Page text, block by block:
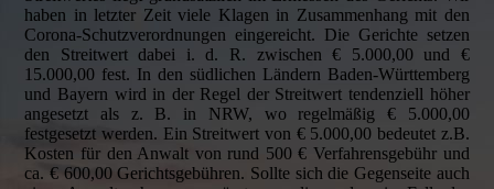
haben in letzter Zeit viele Klagen in Zusammenhang mit den
Corona-Schutzverordnungen eingereicht. Die Gerichte setzen
den Streitwert dabei i. d. R. zwischen € 5.000,00 und €
15.000,00 fest. In den südlichen Ländern Baden-Württemberg
und Bayern wird in der Regel der Streitwert tendenziell höher
angesetzt als z. B. in NRW, wo regelmäßig € 5.000,00
festgesetzt werden. Ein Streitwert von € 5.000,00 bedeutet z.B.
Kosten für den Anwalt von rund 500 € Verfahrensgebühr und
ca. € 600,00 Gerichtsgebühren. Sollte sich die Gegenseite auch